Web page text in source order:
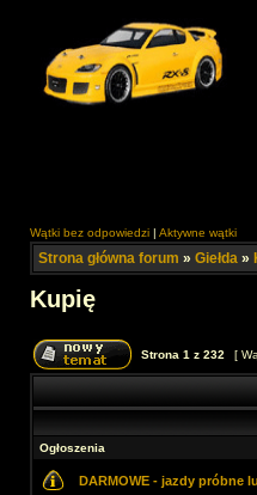
Wątki bez odpowiedzi | Aktywne wątki
Strona główna forum » Giełda »
Kupię
Strona 1 z 232 [
Ogłoszenia
DARMOWE - jazdy próbne